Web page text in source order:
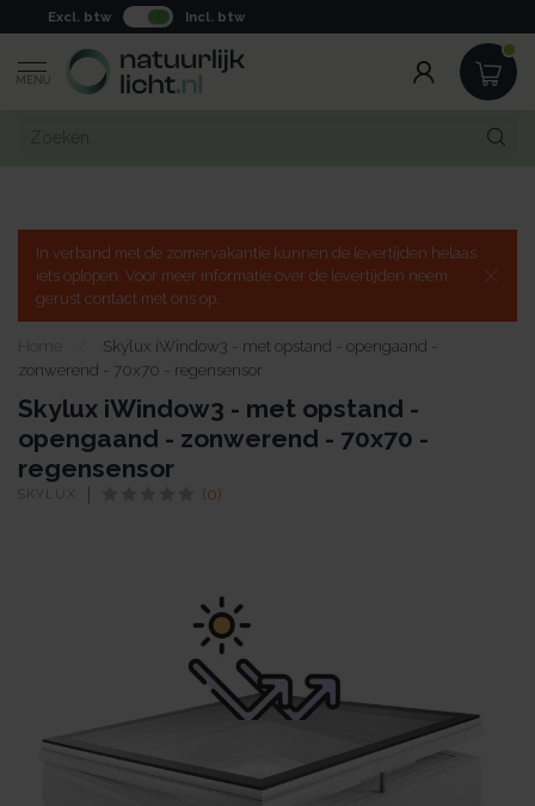
Excl. btw Incl. btw
MENU
In verband met de zomervakantie kunnen de levertijden helaas
iets oplopen. Voor meer informatie over de levertijden neem
gerust contact met ons op.
Home
Skylux iWindow3 - met opstand - opengaand -
zonwerend - 70x70 - regensensor
Skylux iWindow3 - met opstand -
opengaand - zonwerend - 70x70 -
regensensor
SKYLUX (0)